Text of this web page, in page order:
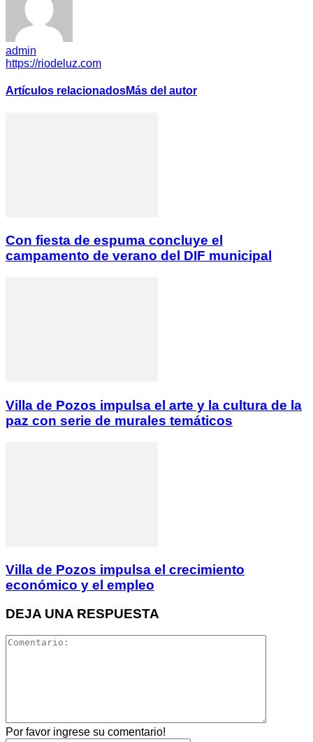
admin
https://riodeluz.com
Artículos relacionadosMás del autor
Con fiesta de espuma concluye el
campamento de verano del DIF municipal
Villa de Pozos impulsa el arte y la cultura de la
paz con serie de murales temáticos
Villa de Pozos impulsa el crecimiento
económico y el empleo
DEJA UNA RESPUESTA
Por favor ingrese su comentario!